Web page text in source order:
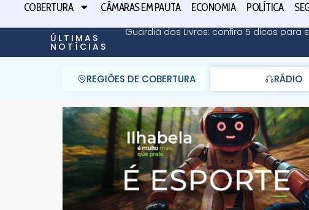
COBERTURA CÂMARAS EM PAUTA ECONOMIA POLÍTICA
ÚLTIMAS
NOTÍCIAS
Guardiã dos Livros: confira 5 dicas para
REGIÕES DE COBERTURA RÁDIO